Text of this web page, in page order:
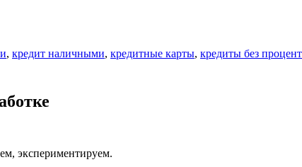
, кредит наличными, кредитные карты, кредиты без
экспериментируем.